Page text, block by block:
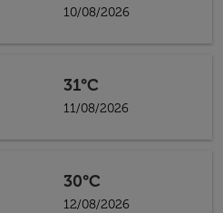
10/08/2026
31°C
11/08/2026
30°C
12/08/2026